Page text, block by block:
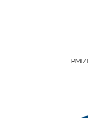
PMI/